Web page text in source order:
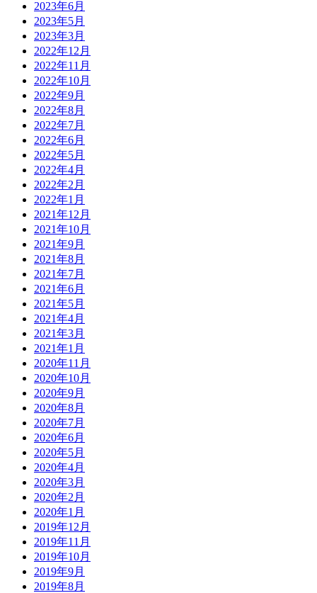
2023年6月
2023年5月
2023年3月
2022年12月
2022年11月
2022年10月
2022年9月
2022年8月
2022年7月
2022年6月
2022年5月
2022年4月
2022年2月
2022年1月
2021年12月
2021年10月
2021年9月
2021年8月
2021年7月
2021年6月
2021年5月
2021年4月
2021年3月
2021年1月
2020年11月
2020年10月
2020年9月
2020年8月
2020年7月
2020年6月
2020年5月
2020年4月
2020年3月
2020年2月
2020年1月
2019年12月
2019年11月
2019年10月
2019年9月
2019年8月